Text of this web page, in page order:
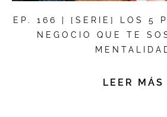
EP. 166 | [SERIE] LOS 5
NEGOCIO QUE TE
LEER MÁS